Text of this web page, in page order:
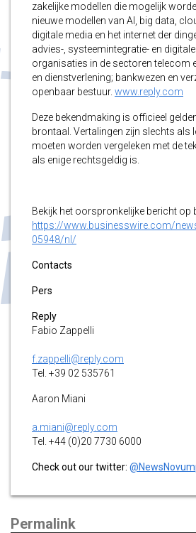
zakelijke modellen die mogelijk
nieuwe modellen van AI, big data,
digitale media en het internet der
advies-, systeemintegratie- en
organisaties in de sectoren telecom
en dienstverlening; bankwezen en
openbaar bestuur. www.reply.com
Deze bekendmaking is officieel
brontaal. Vertalingen zijn slechts als
moeten worden vergeleken met de
als enige rechtsgeldig is.
Bekijk het oorspronkelijke bericht
https://www.businesswire.com/
05948/nl/
Contacts
Pers
Reply
Fabio Zappelli
f.zappelli@reply.com
Tel. +39 02 535761
Aaron Miani
a.miani@reply.com
Tel. +44 (0)20 7730 6000
Check out our twitter:
Permalink